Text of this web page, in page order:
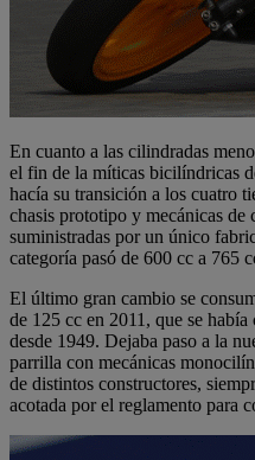
En cuanto a las cilindradas
el fin de la míticas bicilíndricas
hacía su transición a los cuatro
chasis prototipo y mecánicas
suministradas por un único
categoría pasó de 600 cc a 765
El último gran cambio se
de 125 cc en 2011, que se
desde 1949. Dejaba paso a la
parrilla con mecánicas
de distintos constructores,
acotada por el reglamento para